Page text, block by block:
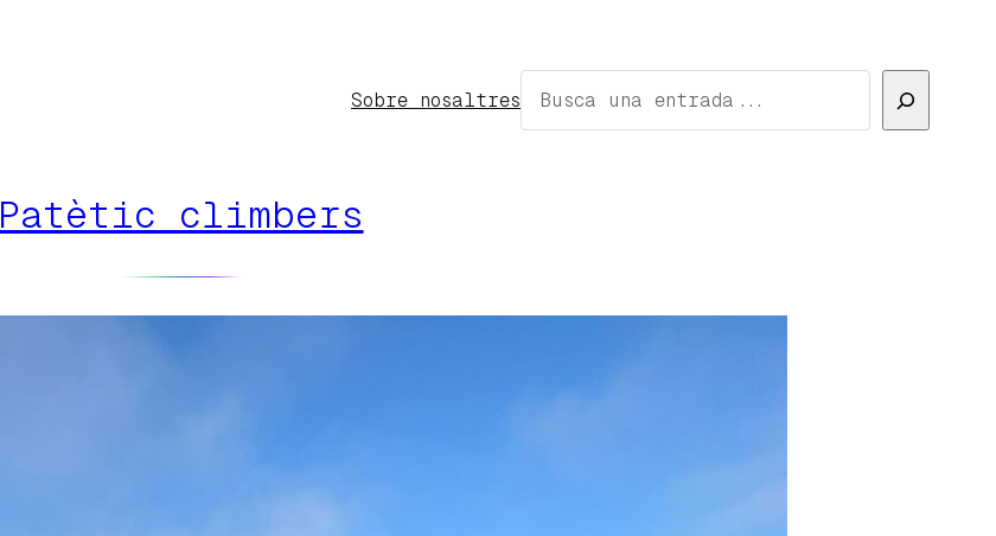
Sobre nosaltres
Patètic climbers